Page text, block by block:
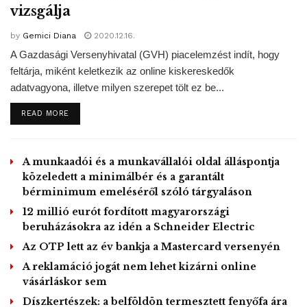
A társaság Magyarországon forgalmazott PET-palackjai
már most is 100 százalékban újrahasznosíthatók és el
szeretnék érni, hogy a vállalat kínálatában is
megjelenjenek a 100 százalékban újrahasznosított PET
palackokból készülő palackok. A fejlesztéseknek
köszönhetően az újrahasznosított PET-palackok
százalékra emelnek. A magyarországi gyártásban
felhasznált műanyag mennyisége az elmúlt években 15
százalékkal csökkent, idén pedig további 4 százalékkal
lesz kevesebb az szénsavas üdítőitalok palackjaihoz
használt műanyag mennyisége. Így a vállalat éves szinten
600 tonnával kevesebb műanyagot használ majd fel, ami
24 millió PET palack súlyának felel meg. A PET palackok
az összes magyarországi csomagolási hulladék 3
százalékát teszik ki.
vizsgálja
by Gemici Diana 2020.12.16.
A Gazdasági Versenyhivatal (GVH) piacelemzést indít, hogy
feltárja, miként keletkezik az online kiskereskedők
adatvagyona, illetve milyen szerepet tölt ez be...
READ MOREDETAILS
A munkaadói és a munkavállalói oldal álláspontja
közeledett a minimálbér és a garantált
bérminimum emeléséről szóló tárgyaláson
12 millió eurót fordított magyarországi
beruházásokra az idén a Schneider Electric
Az OTP lett az év bankja a Mastercard versenyén
A reklamáció jogát nem lehet kizárni online
vásárláskor sem
Díszkertészek: a belföldön termesztett fenyőfa ára